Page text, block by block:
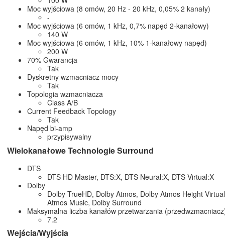
Moc wyjściowa (8 omów, 20 Hz - 20 kHz, 0,05% 2 kanały)
-
Moc wyjściowa (6 omów, 1 kHz, 0,7% napęd 2-kanałowy)
140 W
Moc wyjściowa (6 omów, 1 kHz, 10% 1-kanałowy napęd)
200 W
70% Gwarancja
Tak
Dyskretny wzmacniacz mocy
Tak
Topologia wzmacniacza
Class A/B
Current Feedback Topology
Tak
Napęd bi-amp
przypisywalny
Wielokanałowe Technologie Surround
DTS
DTS HD Master, DTS:X, DTS Neural:X, DTS Virtual:X
Dolby
Dolby TrueHD, Dolby Atmos, Dolby Atmos Height
Atmos Music, Dolby Surround
Maksymalna liczba kanałów przetwarzania
7.2
Wejścia/Wyjścia